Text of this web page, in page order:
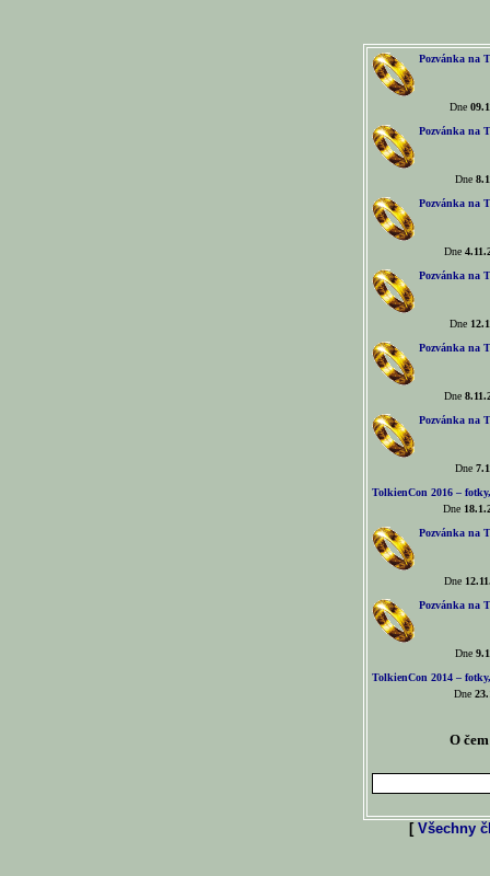
Pozvánka na
Dne
Pozvánka na
Dne
Pozvánka na
Dne
Pozvánka na
Dne
Pozvánka na
Dne
Pozvánka na
Dne
TolkienCon 2016 –
Dne
Pozvánka na
Dne
Pozvánka na
Dne
TolkienCon 2014 –
Dne
O
[ Všechny